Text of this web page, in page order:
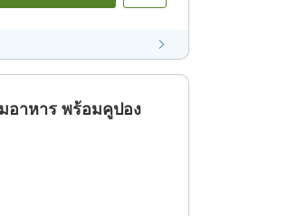
อาหาร พร้อมคูปอง